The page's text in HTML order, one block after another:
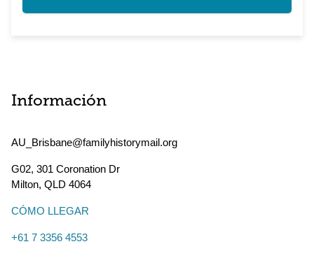
Información
AU_Brisbane@familyhistorymail.org
G02, 301 Coronation Dr
Milton, QLD 4064
CÓMO LLEGAR
+61 7 3356 4553